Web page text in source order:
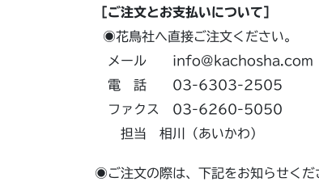
［ご注文とお支払いについて］
◉花鳥社へ直接ご注文ください。
メール info@kachosha.com
電 話 03-6303-2505
ファクス 03-6260-5050
担当 相川（あいかわ）
◉ご注文の際は、下記をお知らせくだ